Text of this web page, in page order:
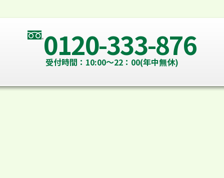
0120-333-876
受付時間：10:00～22：00(年中無休)